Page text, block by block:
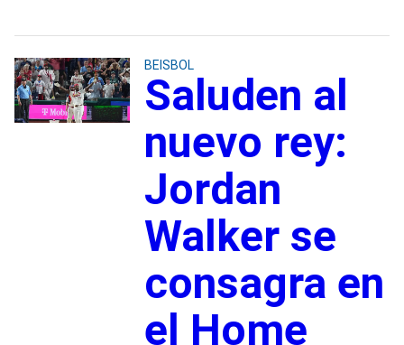
BEISBOL
Saluden al
nuevo rey:
Jordan
Walker se
consagra en
el Home